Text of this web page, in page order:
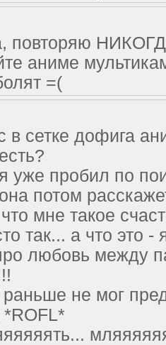
повторяю
аниме
=(
в сетке дофига
уже пробил по
потом
мне такое
так... а что это -
любовь между
не мог